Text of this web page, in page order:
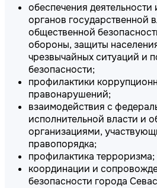
обеспечения деятельности
органов государственной
общественной
обороны, защиты
чрезвычайных ситуаций и
безопасности;
профилактики
правонарушений;
взаимодействия с
исполнительной власти и
организациями,
правопорядка;
профилактика терроризма;
координации и
безопасности города